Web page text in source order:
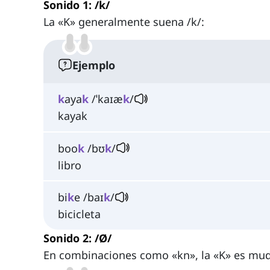
Sonido 1: /k/
La «K» generalmente suena /k/:
Ejemplo
kayak /ˈkaɪæk/
kayak
book /bʊk/
libro
bike /baɪk/
bicicleta
Sonido 2: /Ø/
En combinaciones como «kn», la «K» es